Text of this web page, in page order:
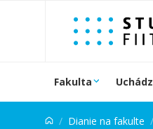
Prejsť na obsah
Fakulta
Dianie na fakulte